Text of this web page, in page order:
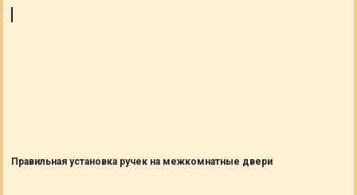
Правильная установка ручек на межкомнатные двери